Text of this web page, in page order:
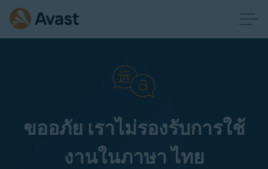
ขออภัย เราไม่รองรับการใช้
งานในภาษา ไทย